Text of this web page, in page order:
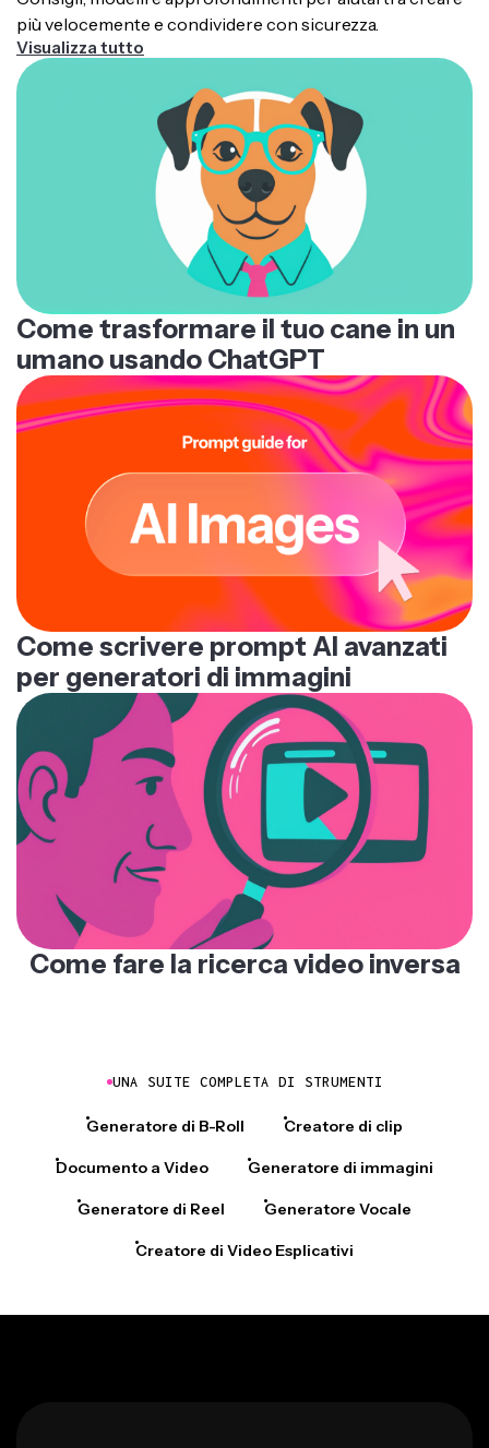
più velocemente e condividere con sicurezza.
Visualizza tutto
Come trasformare il tuo cane in un
umano usando ChatGPT
Come scrivere prompt AI avanzati
per generatori di immagini
Come fare la ricerca video inversa
UNA SUITE COMPLETA DI STRUMENTI
Generatore di B-Roll Creatore di clip
Documento a Video Generatore di immagini
Generatore di Reel Generatore Vocale
Creatore di Video Esplicativi